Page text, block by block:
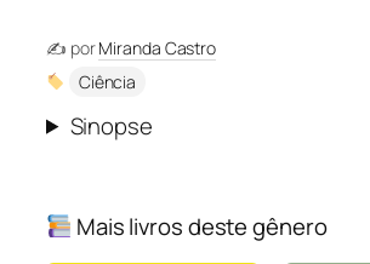
✍️ porMiranda Castro
Ciência
Sinopse
Mais livros deste gênero